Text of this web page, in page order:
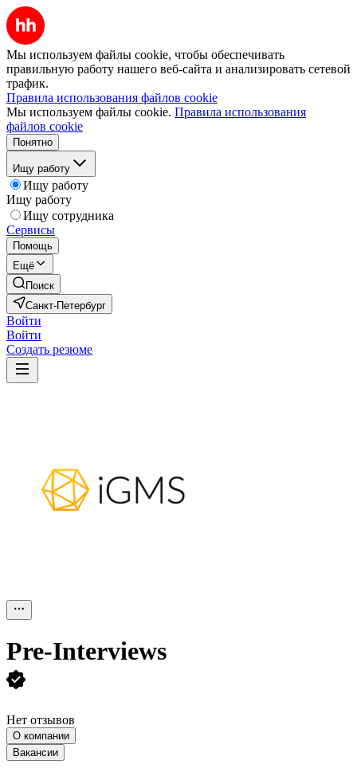
Мы используем файлы cookie, чтобы обеспечивать
правильную работу нашего веб-сайта и анализировать сетевой
трафик.
Правила использования файлов cookie
Мы используем файлы cookie. Правила использования
файлов cookie
Понятно
Ищу работу
Ищу работу
Ищу работу
Ищу сотрудника
Сервисы
Помощь
Ещё
Поиск
Санкт-Петербург
Войти
Войти
Создать резюме
Pre-Interviews
Нет отзывов
О компании
Вакансии